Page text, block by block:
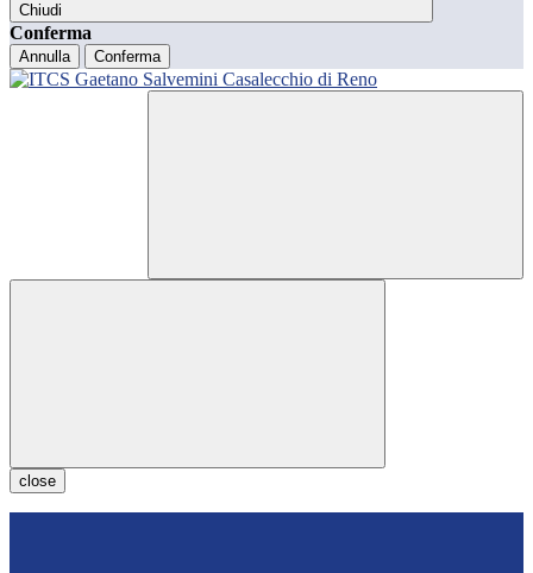
Chiudi
Conferma
Annulla Conferma
close